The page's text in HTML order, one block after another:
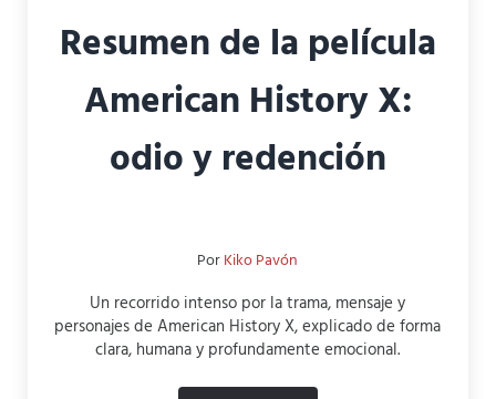
Resumen de la película
American History X:
odio y redención
PorKiko Pavón
Un recorrido intenso por la trama, mensaje y
personajes de American History X, explicado de forma
clara, humana y profundamente emocional.